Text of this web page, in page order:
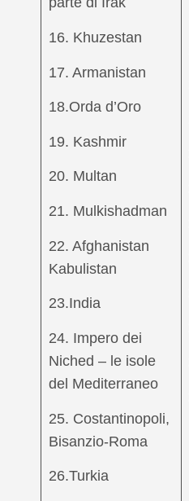
16. Khuzestan
17. Armanistan
18.Orda d’Oro
19. Kashmir
20. Multan
21. Mulkishadman
22. Afghanistan
Kabulistan
23.India
24. Impero dei
Niched – le isole
del Mediterraneo
25. Costantinopoli,
Bisanzio-Roma
26.Turkia